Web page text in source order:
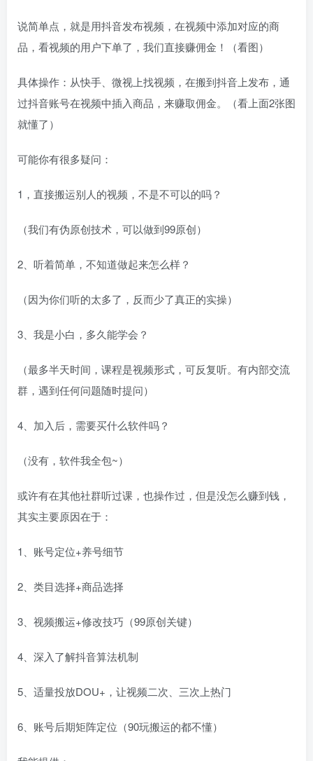
说简单点，就是用抖音发布视频，在视频中添加对应的商
品，看视频的用户下单了，我们直接赚佣金！（看图）
具体操作：从快手、微视上找视频，在搬到抖音上发布，通
过抖音账号在视频中插入商品，来赚取佣金。（看上面2张图
就懂了）
可能你有很多疑问：
1，直接搬运别人的视频，不是不可以的吗？
（我们有伪原创技术，可以做到99原创）
2、听着简单，不知道做起来怎么样？
（因为你们听的太多了，反而少了真正的实操）
3、我是小白，多久能学会？
（最多半天时间，课程是视频形式，可反复听。有内部交流
群，遇到任何问题随时提问）
4、加入后，需要买什么软件吗？
（没有，软件我全包~）
或许有在其他社群听过课，也操作过，但是没怎么赚到钱，
其实主要原因在于：
1、账号定位+养号细节
2、类目选择+商品选择
3、视频搬运+修改技巧（99原创关键）
4、深入了解抖音算法机制
5、适量投放DOU+，让视频二次、三次上热门
6、账号后期矩阵定位（90玩搬运的都不懂）